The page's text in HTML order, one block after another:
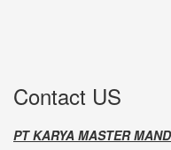
Contact US
PT KARYA MASTER